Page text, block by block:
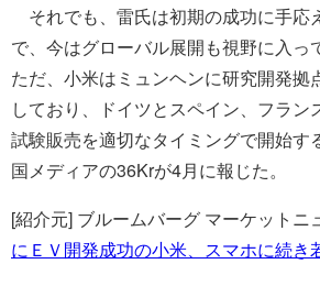
それでも、雷氏は初期の成功に手応
で、今はグローバル展開も視野に入っ
ただ、小米はミュンヘンに研究開発拠
しており、ドイツとスペイン、フラン
試験販売を適切なタイミングで開始す
国メディアの36Krが4月に報じた。
[紹介元] ブルームバーグ マーケットニ
にＥＶ開発成功の小米、スマホに続き